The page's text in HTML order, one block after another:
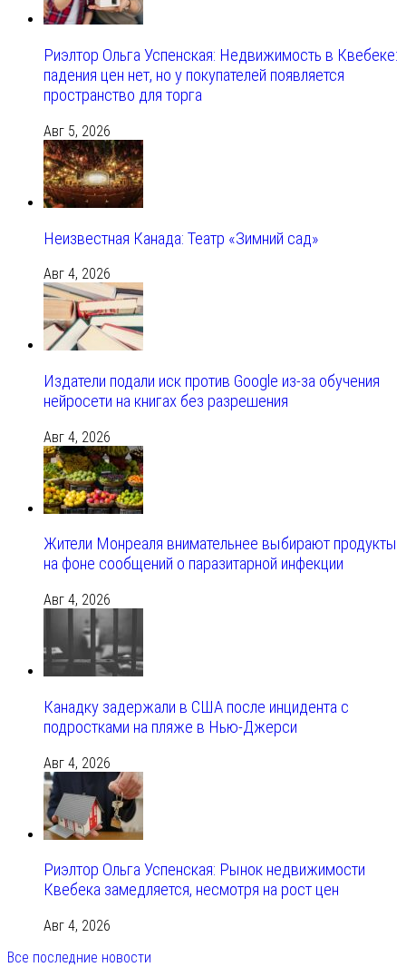
Риэлтор Ольга Успенская: Недвижимость в Квебеке:
падения цен нет, но у покупателей появляется
пространство для торга
Авг 5, 2026
Неизвестная Канада: Театр «Зимний сад»
Авг 4, 2026
Издатели подали иск против Google из‑за обучения
нейросети на книгах без разрешения
Авг 4, 2026
Жители Монреаля внимательнее выбирают продукты
на фоне сообщений о паразитарной инфекции
Авг 4, 2026
Канадку задержали в США после инцидента с
подростками на пляже в Нью-Джерси
Авг 4, 2026
Риэлтор Ольга Успенская: Рынок недвижимости
Квебека замедляется, несмотря на рост цен
Авг 4, 2026
Все последние новости